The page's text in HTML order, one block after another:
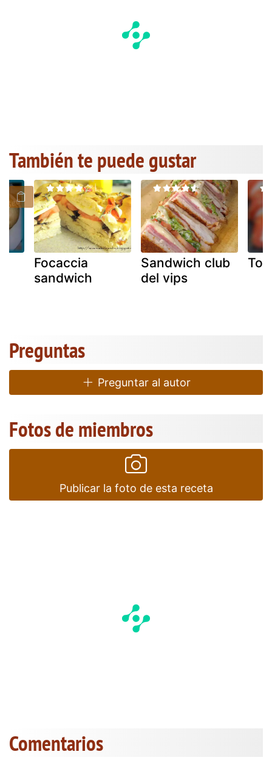
También te puede gustar
Focaccia
sandwich
Sandwich club
del vips
Preguntas
Preguntar al autor
Fotos de miembros
Publicar la foto de esta receta
Comentarios